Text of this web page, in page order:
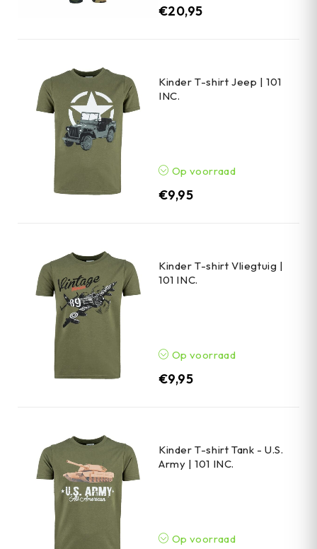
€20,95
Kinder T-shirt Jeep | 101
INC.
Op voorraad
€9,95
Kinder T-shirt Vliegtuig |
101 INC.
Op voorraad
€9,95
Kinder T-shirt Tank - U.S.
Army | 101 INC.
Op voorraad